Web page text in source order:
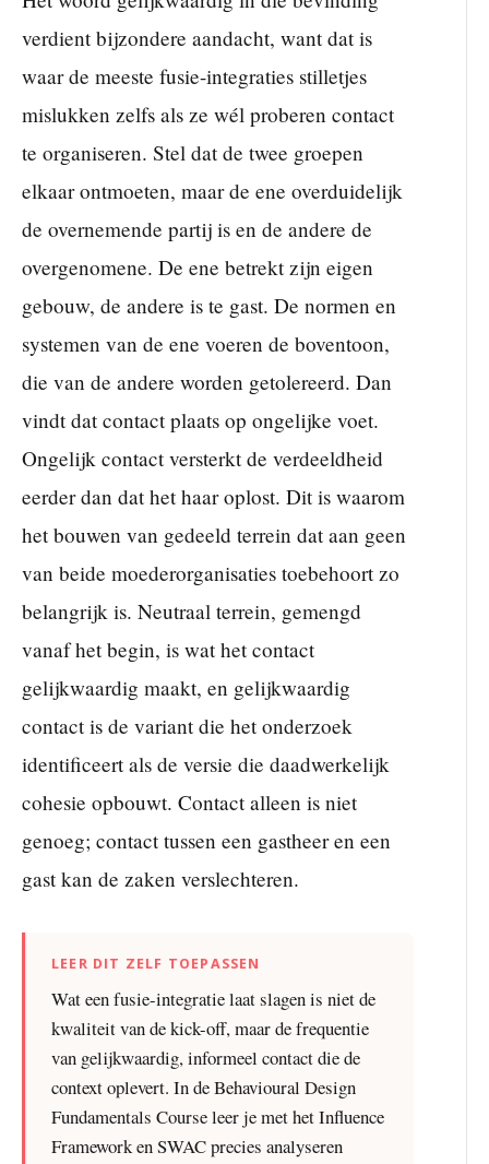
verdient bijzondere aandacht, want dat is
waar de meeste fusie-integraties stilletjes
mislukken zelfs als ze wél proberen contact
te organiseren. Stel dat de twee groepen
elkaar ontmoeten, maar de ene overduidelijk
de overnemende partij is en de andere de
overgenomene. De ene betrekt zijn eigen
gebouw, de andere is te gast. De normen en
systemen van de ene voeren de boventoon,
die van de andere worden getolereerd. Dan
vindt dat contact plaats op ongelijke voet.
Ongelijk contact versterkt de verdeeldheid
eerder dan dat het haar oplost. Dit is waarom
het bouwen van gedeeld terrein dat aan geen
van beide moederorganisaties toebehoort zo
belangrijk is. Neutraal terrein, gemengd
vanaf het begin, is wat het contact
gelijkwaardig maakt, en gelijkwaardig
contact is de variant die het onderzoek
identificeert als de versie die daadwerkelijk
cohesie opbouwt. Contact alleen is niet
genoeg; contact tussen een gastheer en een
gast kan de zaken verslechteren.
LEER DIT ZELF TOEPASSEN
Wat een fusie-integratie laat slagen is niet de
kwaliteit van de kick-off, maar de frequentie
van gelijkwaardig, informeel contact die de
context oplevert. In de Behavioural Design
Fundamentals Course leer je met het Influence
Framework en SWAC precies analyseren